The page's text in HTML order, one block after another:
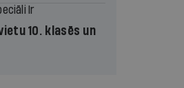
Ir
10. klasēs un